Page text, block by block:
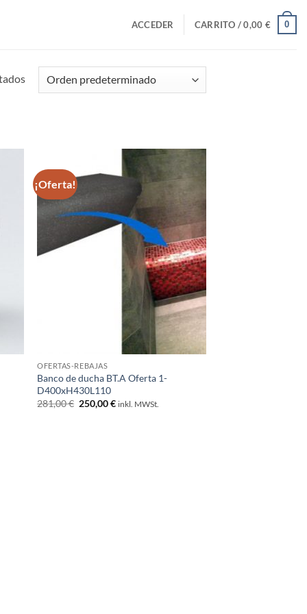
ACCEDER CARRITO /0,00 € 0
¡Oferta!
OFERTAS-REBAJAS
Banco de ducha BT.A Oferta 1-
D400xH430L110
281,00€ El
precio
250,00€Elinkl. MWSt.